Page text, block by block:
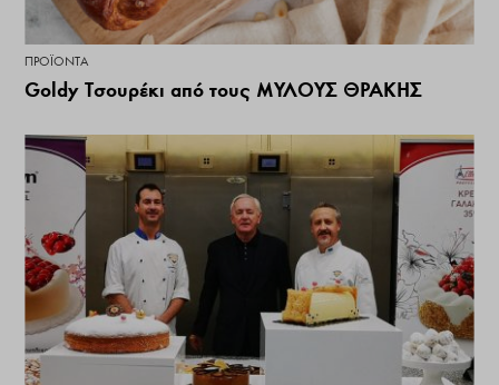
ΠΡΟΪΌΝΤΑ
Goldy Τσουρέκι από τους ΜΥΛΟΥΣ ΘΡΑΚΗΣ